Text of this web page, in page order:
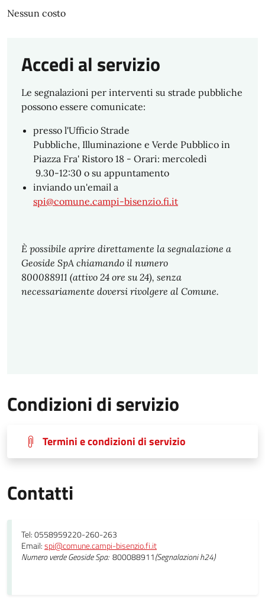
Nessun costo
Accedi al servizio
Le segnalazioni per interventi su strade pubbliche
possono essere comunicate:
presso l'Ufficio Strade
Pubbliche, Illuminazione e Verde Pubblico in
Piazza Fra' Ristoro 18 - Orari: mercoledì
9.30-12:30 o su appuntamento
inviando un'email a
spi@comune.campi-bisenzio.fi.it
È possibile aprire direttamente la segnalazione a
Geoside SpA chiamando il numero
800088911 (attivo 24 ore su 24), senza
necessariamente doversi rivolgere al Comune.
Condizioni di servizio
Termini e condizioni di servizio
Contatti
Tel: 0558959220-260-263
Email:spi@comune.campi-bisenzio.fi.it
Numero verde Geoside Spa: 800088911(Segnalazioni h24)